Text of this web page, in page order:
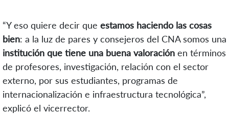
“Y eso quiere decir que estamos haciendo las cosas
bien: a la luz de pares y consejeros del CNA somos una
institución que tiene una buena valoración en términos
de profesores, investigación, relación con el sector
externo, por sus estudiantes, programas de
internacionalización e infraestructura tecnológica”,
explicó el vicerrector.